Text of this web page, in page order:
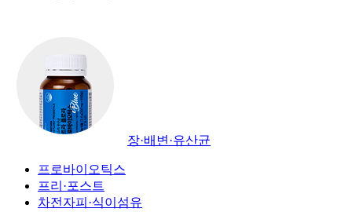
장·배변·유산균
프로바이오틱스
프리·포스트
차전자피·식이섬유